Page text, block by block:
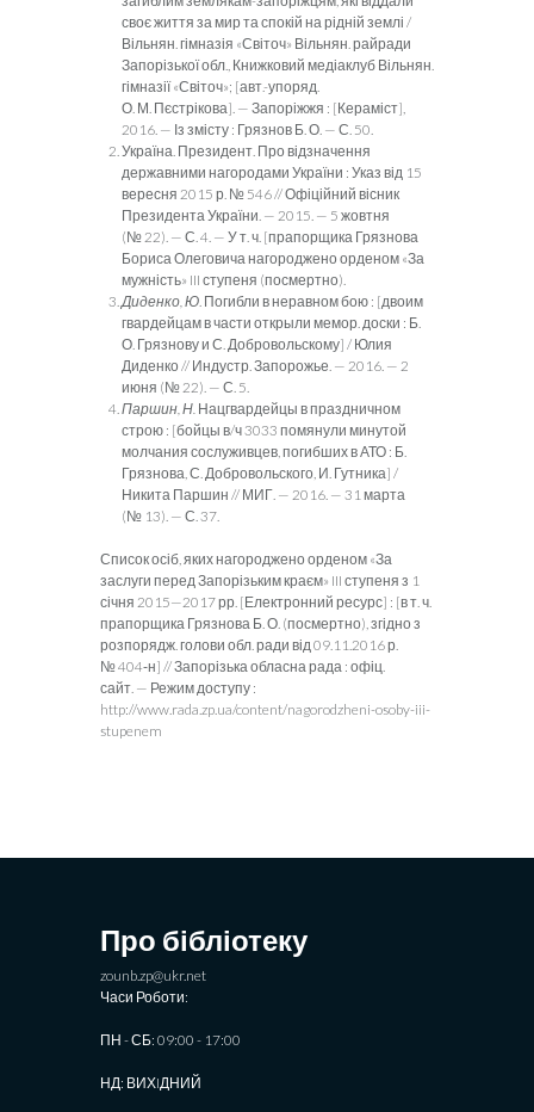
своє життя за мир та спокій на рідній землі /
Вільнян. гімназія «Світоч» Вільнян. райради
Запорізької обл., Книжковий медіаклуб Вільнян.
гімназії «Світоч»; [авт.-упоряд.
О. М. Пєстрікова]. — Запоріжжя : [Кера­міст],
2016. — Із змісту : Грязнов Б. О. — С. 50.
Україна. Президент. Про відзначення
державними нагорода­ми України : Указ від 15
вересня 2015 р. № 546 // Офіційний вісник
Президента України. — 2015. — 5 жовтня
(№ 22). — С. 4. — У т. ч. [прапорщика Грязнова
Бориса Олеговича наго­роджено орденом «За
мужність» III ступеня (посмертно).
Диденко, Ю . Погибли в неравном бою : [двоим
гвардейцам в части открыли мемор. доски : Б.
О. Грязнову и С. Добро­вольскому] / Юлия
Диденко // Индустр. Запорожье. — 2016. — 2
июня (№ 22). — С. 5.
Паршин, Н. Нацгвардейцы в праздничном
строю : [бойцы в/ч 3033 помянули минутой
молчания сослуживцев, по­гибших в АТО : Б.
Грязнова, С. Добровольского, И. Гутника] /
Никита Паршин // МИГ. — 2016. — 31 марта
(№ 13). — С. 37.
Список осіб, яких нагороджено орденом «За
заслуги перед За­порізь­ким краєм» III ступеня з 1
січня 2015—2017 рр. [Елект­рон­ний ресурс] : [в т. ч.
прапорщика Грязнова Б. О. (посмертно), згідно з
розпорядж. голови обл. ради від 09.11.2016 р.
№ 404‑н] // Запорізька обласна рада : офіц.
сайт. — Режим доступу :
http://www.rada.zp.ua/content/nago­rodzheni-osoby-iii-
stupenem
Про бібліотеку
zounb.zp@ukr.net
Часи Роботи:
ПН - СБ: 09:00 - 17:00
НД: ВИХIДНИЙ